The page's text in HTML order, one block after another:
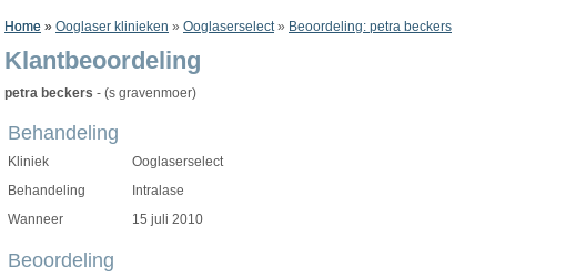
Home »
Home » Ooglaser klinieken » Ooglaserselect» Beoordeling: petra beckers
Klantbeoordeling
petra beckers - (s gravenmoer)
Behandeling
Kliniek
Ooglaserselect
Behandeling
Intralase
Wanneer
15 juli 2010
Beoordeling